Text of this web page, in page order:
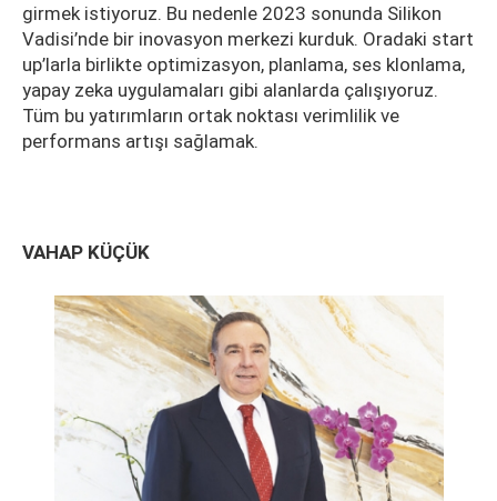
girmek istiyoruz. Bu nedenle 2023 sonunda Silikon
Vadisi’nde bir inovasyon merkezi kurduk. Oradaki start
up’larla birlikte optimizasyon, planlama, ses klonlama,
yapay zeka uygulamaları gibi alanlarda çalışıyoruz.
Tüm bu yatırımların ortak noktası verimlilik ve
performans artışı sağlamak.
VAHAP KÜÇÜK